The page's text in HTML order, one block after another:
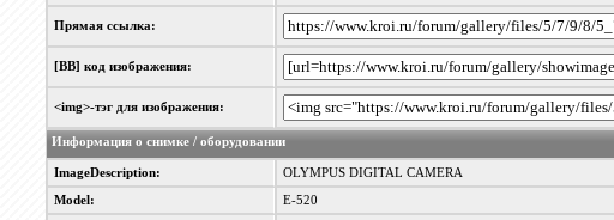
Прямая ссылка:
[BB] код изображения:
<img>-тэг для изображения:
Информация о снимке / оборудовании
ImageDescription: OLYMPUS DIGITAL CAMERA
Model: E-520